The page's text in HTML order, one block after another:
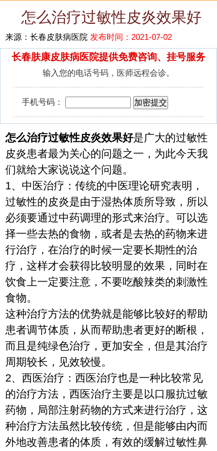
怎么治疗过敏性皮炎效果好
来源：长春皮肤病医院发布时间：2021-07-02
长春肤康皮肤病医院提供免费咨询、挂号服务
输入您的电话号码，医师远程会诊。
手机号码：
怎么治疗过敏性皮炎效果好是广大的过敏性
皮炎患者最为关心的问题之一，为此今天我
们就给大家说说这个问题。
1、中医治疗：传统的中医理论研究表明，
过敏性的皮炎是由于湿热体质所导致，所以
必须要通过中药调理的形式来治疗。可以选
择一些去热的食物，或者是去热的药物来进
行治疗，在治疗的时候一定要长期性的治
疗，这样才会获得比较明显的效果，同时在
饮食上一定要注意，不要吃酸辣类的刺激性
食物。
这种治疗方法的优势就是能够比较好的帮助
患者调节体质，从而帮助患者更好的断根，
而且是纯绿色治疗，更加安全，但是其治疗
周期较长，见效较慢。
2、西医治疗：西医治疗也是一种比较常见
的治疗方法，西医治疗主要是以口服抗过敏
药物，局部注射药物的方式来进行治疗，这
种治疗方法虽然比较传统，但是能够由内而
外地改善患者的体质，有效的缓解过敏性鼻